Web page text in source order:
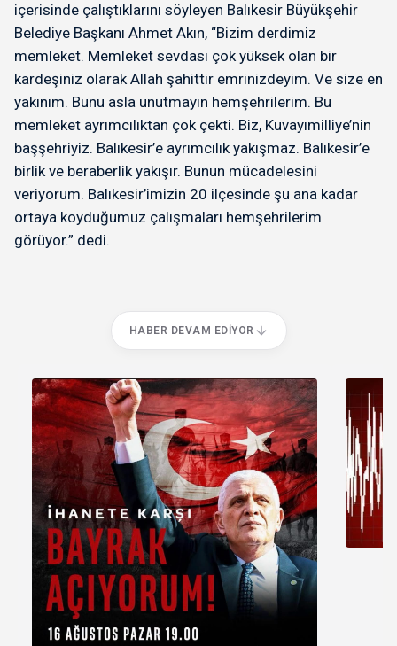
içerisinde çalıştıklarını söyleyen Balıkesir Büyükşehir
Belediye Başkanı Ahmet Akın, “Bizim derdimiz
memleket. Memleket sevdası çok yüksek olan bir
kardeşiniz olarak Allah şahittir emrinizdeyim. Ve size en
yakınım. Bunu asla unutmayın hemşehrilerim. Bu
memleket ayrımcılıktan çok çekti. Biz, Kuvayımilliye’nin
başşehriyiz. Balıkesir’e ayrımcılık yakışmaz. Balıkesir’e
birlik ve beraberlik yakışır. Bunun mücadelesini
veriyorum. Balıkesir’imizin 20 ilçesinde şu ana kadar
ortaya koyduğumuz çalışmaları hemşehrilerim
görüyor.” dedi.
HABER DEVAM EDIYOR